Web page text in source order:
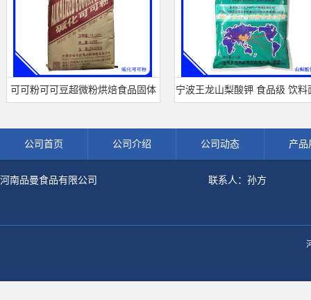
粉可可豆超微粉烘焙食品固体 宁波王龙山梨酸钾 食品级 饮料面食
公司首页 公司介绍 公司动态 产品
河南品曼食品有限公司 联系人：孙方